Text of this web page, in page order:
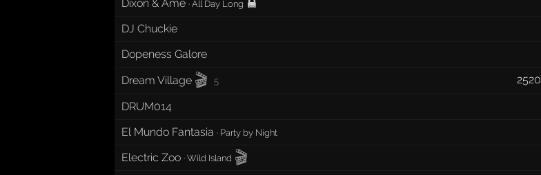
Dixon & Âme ·All Day Long
DJ Chuckie
Dopeness Galore
Dream Village 🎬 5 2520
DRUM014
El Mundo Fantasia · Party by Night
Electric Zoo ·Wild Island 🎬